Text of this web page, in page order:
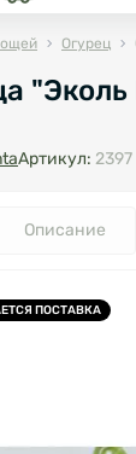
Огурец
Артикул: 2397
Описание
ПОСТАВКА